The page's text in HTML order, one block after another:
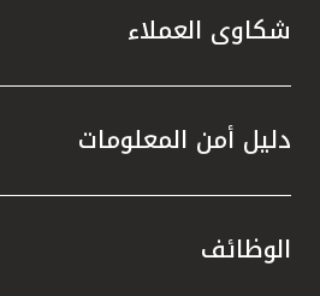
شكاوى العملاء
دليل أمن المعلومات
الوظائف